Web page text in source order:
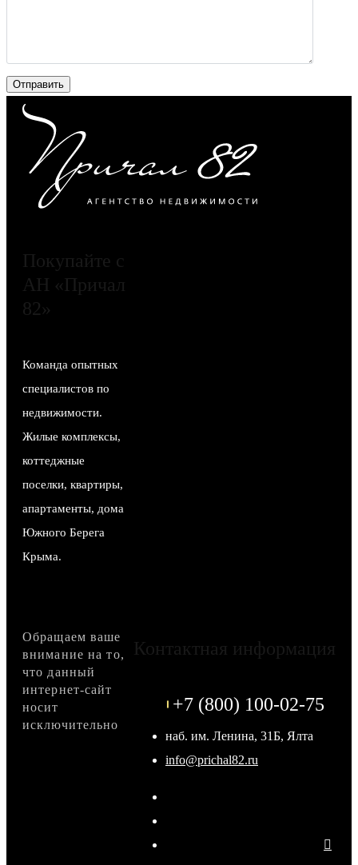
Покупайте с
АН «Причал
82»
Команда опытных
специалистов по
недвижимости.
Жилые комплексы,
коттеджные
поселки, квартиры,
апартаменты, дома
Южного Берега
Крыма.
Контактная информация
+7 (800) 100-02-75
наб. им. Ленина, 31Б, Ялта
info@prichal82.ru
Обращаем ваше
внимание на то,
что данный
интернет-сайт
носит
исключительно